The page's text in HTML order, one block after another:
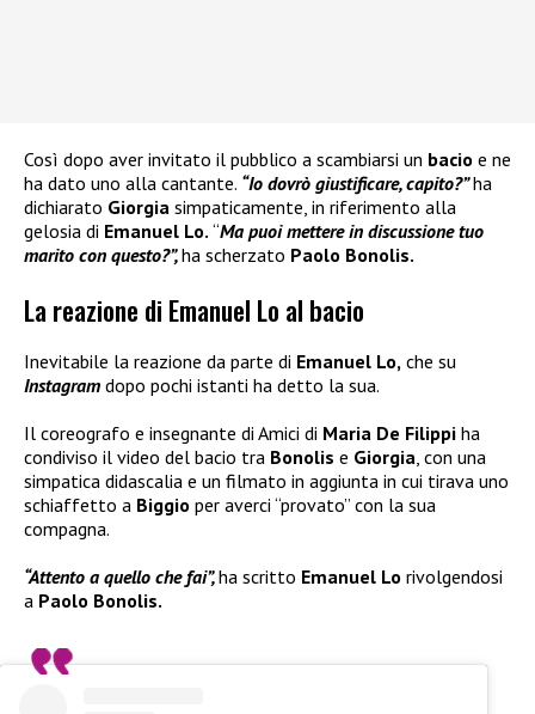
Così dopo aver invitato il pubblico a scambiarsi un bacio e ne
ha dato uno alla cantante. “Io dovrò giustificare, capito?”ha
dichiarato Giorgia simpaticamente, in riferimento alla
gelosia di Emanuel Lo. “Ma puoi mettere in discussione tuo
marito con questo?”,ha scherzato Paolo Bonolis.
La reazione di Emanuel Lo al bacio
Inevitabile la reazione da parte di Emanuel Lo, che su
Instagram dopo pochi istanti ha detto la sua.
Il coreografo e insegnante di Amici di Maria De Filippi ha
condiviso il video del bacio tra Bonolis e Giorgia , con una
simpatica didascalia e un filmato in aggiunta in cui tirava uno
schiaffetto a Biggio per averci “provato” con la sua
compagna.
“Attento a quello che fai”,ha scritto Emanuel Lo rivolgendosi
a Paolo Bonolis.